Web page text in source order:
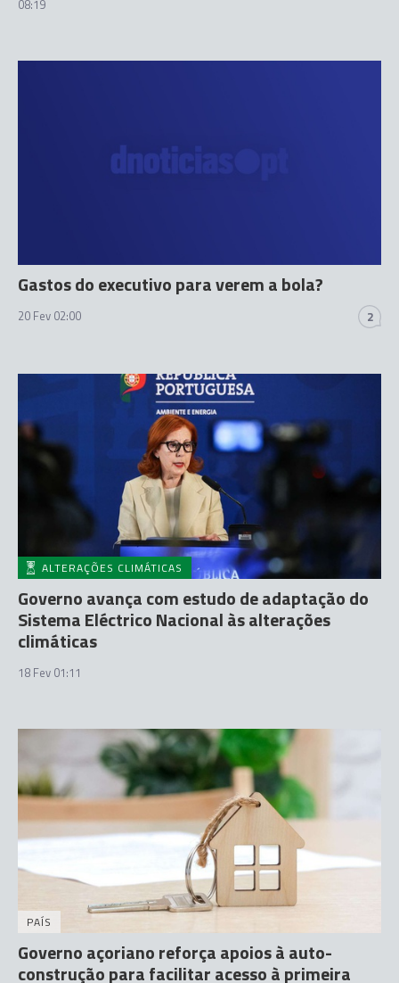
08:19
Gastos do executivo para verem a bola?
20 Fev 02:00 2
ALTERAÇÕES CLIMÁTICAS
Governo avança com estudo de adaptação do
Sistema Eléctrico Nacional às alterações
climáticas
18 Fev 01:11
PAÍS
Governo açoriano reforça apoios à auto-
construção para facilitar acesso à primeira